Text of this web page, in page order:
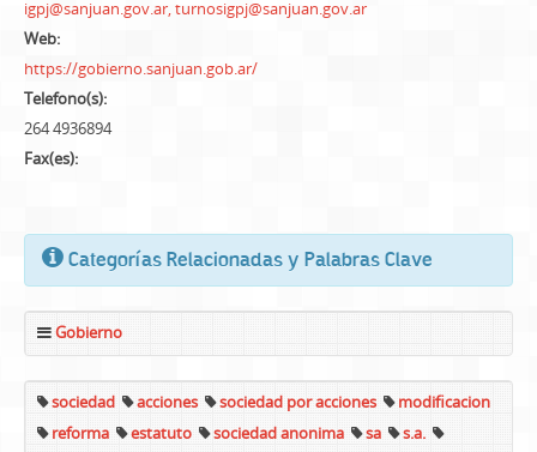
igpj@sanjuan.gov.ar, turnosigpj@sanjuan.gov.ar
Web:
https://gobierno.sanjuan.gob.ar/
Telefono(s):
264 4936894
Fax(es):
Categorías Relacionadas y Palabras Clave
Gobierno
sociedad acciones sociedad por acciones
modificacion
reforma
estatuto sociedad anonima sa
s.a.